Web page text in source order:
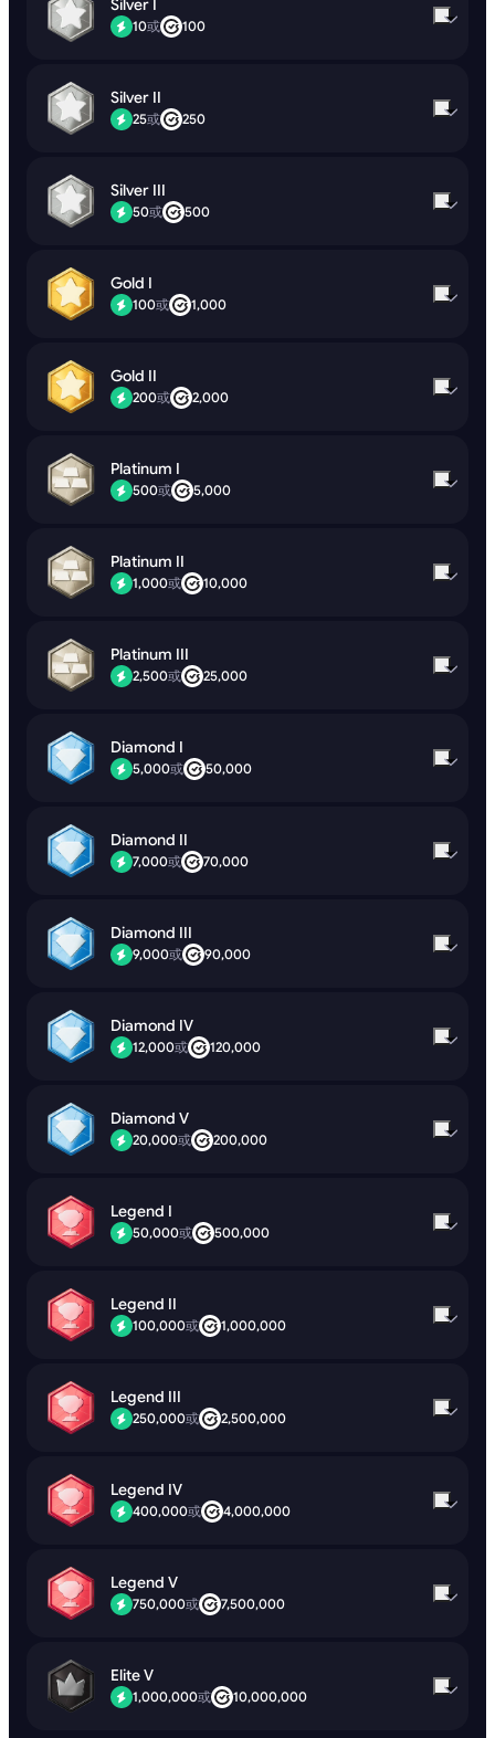
Silver I
10或 100
Silver II
25或 250
Silver III
50或 500
Gold I
100或 1,000
Gold II
200或 2,000
Platinum I
500或 5,000
Platinum II
1,000或 10,000
Platinum III
2,500或 25,000
Diamond I
5,000或 50,000
Diamond II
7,000或 70,000
Diamond III
9,000或 90,000
Diamond IV
12,000或 120,000
Diamond V
20,000或 200,000
Legend I
50,000或 500,000
Legend II
100,000或 1,000,000
Legend III
250,000或 2,500,000
Legend IV
400,000或 4,000,000
Legend V
750,000或 7,500,000
Elite V
1,000,000或 10,000,000